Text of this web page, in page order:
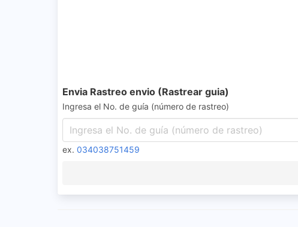
Envia Rastreo envio (Rastrear guia)
Ingresa el No. de guía (número de rastreo)
ex. 034038751459